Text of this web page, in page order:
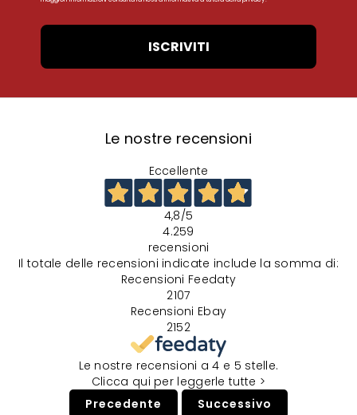
ISCRIVITI
Le nostre recensioni
Eccellente
4,8/5
4.259
recensioni
Il totale delle recensioni indicate include la somma di:
Recensioni Feedaty
2107
Recensioni Ebay
2152
Le nostre recensioni a 4 e 5 stelle.
Clicca qui per leggerle tutte >
Precedente
Successivo